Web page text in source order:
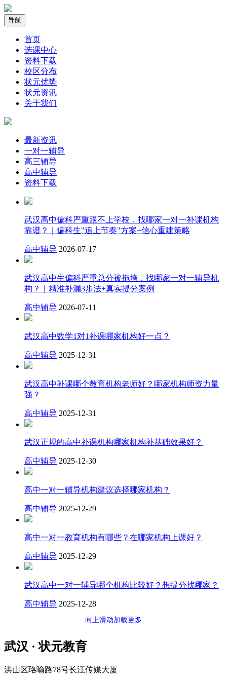
导航
首页
选课中心
资料下载
校区分布
状元优势
状元资讯
关于我们
最新资讯
一对一辅导
高三辅导
高中辅导
资料下载
武汉高中偏科严重跟不上学校，找哪家一对一补课机构
靠谱？｜偏科生"追上节奏"方案+信心重建策略
高中辅导 2026-07-17
武汉高中生偏科严重总分被拖垮，找哪家一对一辅导机
构？｜精准补漏3步法+真实提分案例
高中辅导 2026-07-11
武汉高中数学1对1补课哪家机构好一点？
高中辅导 2025-12-31
武汉高中补课哪个教育机构老师好？哪家机构师资力量
强？
高中辅导 2025-12-31
武汉正规的高中补课机构哪家机构补基础效果好？
高中辅导 2025-12-30
高中一对一辅导机构建议选择哪家机构？
高中辅导 2025-12-29
高中一对一教育机构有哪些？在哪家机构上课好？
高中辅导 2025-12-29
武汉高中一对一辅导哪个机构比较好？想提分找哪家？
高中辅导 2025-12-28
向上滑动加载更多
武汉 · 状元教育
洪山区珞喻路78号长江传媒大厦